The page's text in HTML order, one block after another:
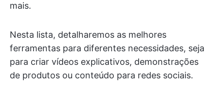
mais.
Nesta lista, detalharemos as melhores
ferramentas para diferentes necessidades, seja
para criar vídeos explicativos, demonstrações
de produtos ou conteúdo para redes sociais.